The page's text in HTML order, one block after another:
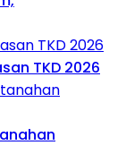
TKD 2026